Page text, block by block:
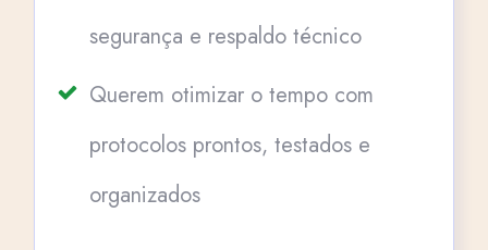
segurança e respaldo técnico
Querem otimizar o tempo com
protocolos prontos, testados e
organizados